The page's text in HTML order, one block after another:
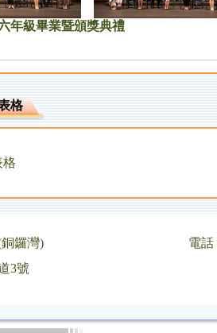
年級畢業暨頒獎典禮
格
格
鑼灣)
電話
3號